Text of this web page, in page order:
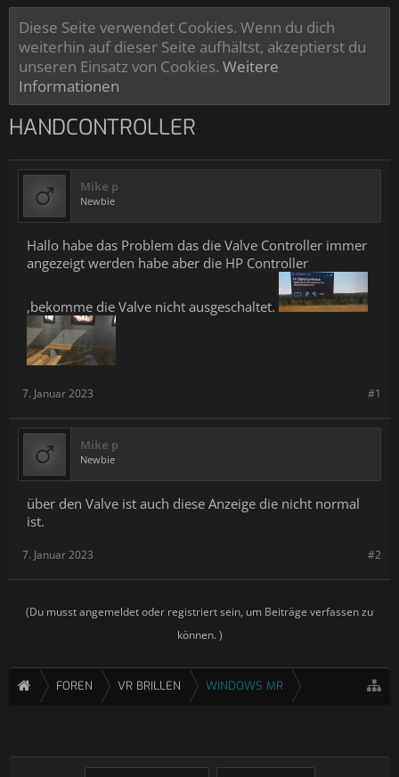
Diese Seite verwendet Cookies. Wenn du dich
weiterhin auf dieser Seite aufhältst, akzeptierst du
unseren Einsatz von Cookies. Weitere
Informationen
HANDCONTROLLER
Mike p
Newbie
Hallo habe das Problem das die Valve Controller immer
angezeigt werden habe aber die HP Controller
,bekomme die Valve nicht ausgeschaltet.
#1
7. Januar 2023
Mike p
Newbie
über den Valve ist auch diese Anzeige die nicht normal
ist.
#2
7. Januar 2023
(Du musst angemeldet oder registriert sein, um Beiträge verfassen zu
können. )
FOREN VR BRILLEN WINDOWS MR